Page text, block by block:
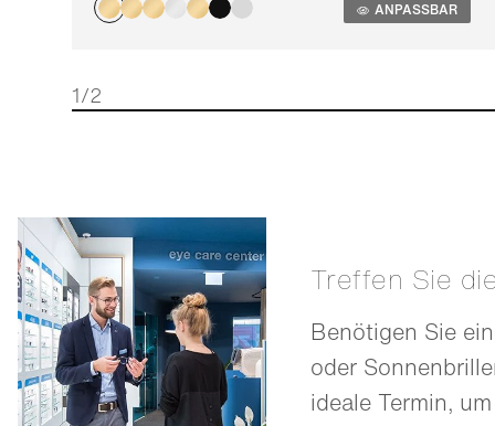
ANPASSBAR
1/2
Treffen Sie
Benötigen Sie
oder
ideale Termin,